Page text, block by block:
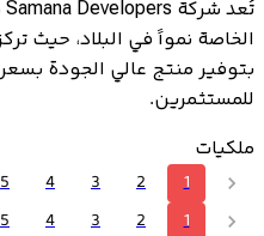
الخاصة نمواً في البلاد، حيث
بتوفير منتج عالي الجودة
للمستثمرين.
ملكيات
1
2
3
4
5
1
2
3
4
5